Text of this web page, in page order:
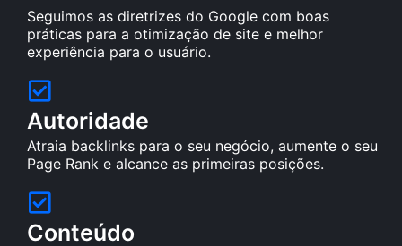
Seguimos as diretrizes do Google com boas
práticas para a otimização de site e melhor
experiência para o usuário.
Autoridade
Atraia backlinks para o seu negócio, aumente o seu
Page Rank e alcance as primeiras posições.
Conteúdo